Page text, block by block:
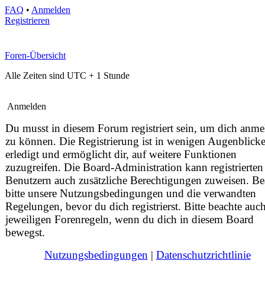
FAQ • Anmelden
Registrieren
Foren-Übersicht
Alle Zeiten sind UTC + 1 Stunde
Anmelden
Du musst in diesem Forum registriert sein, um dich
zu können. Die Registrierung ist in wenigen
erledigt und ermöglicht dir, auf weitere Funktionen
zuzugreifen. Die Board-Administration kann registrierten
Benutzern auch zusätzliche Berechtigungen zuweisen.
bitte unsere Nutzungsbedingungen und die verwandten
Regelungen, bevor du dich registrierst. Bitte beachte
jeweiligen Forenregeln, wenn du dich in diesem Board
bewegst.
Nutzungsbedingungen | Datenschutzrichtlinie